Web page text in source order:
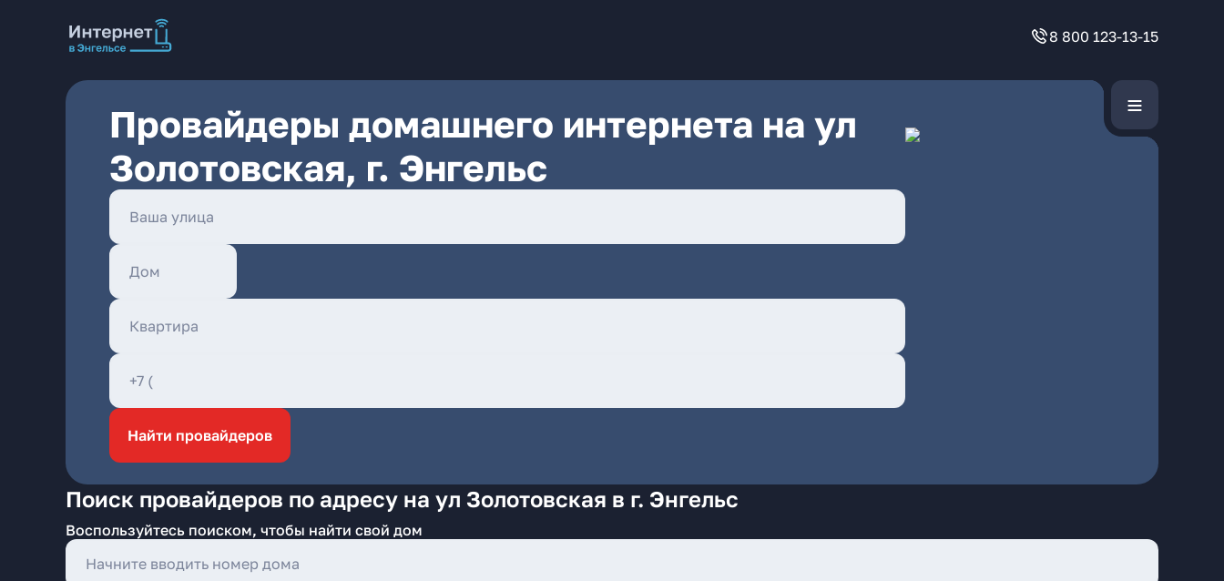
8 800 123-13-15
Провайдеры домашнего интернета на ул
Золотовская, г. Энгельс
Найти провайдеров
Поиск провайдеров по адресу на ул Золотовская в г. Энгельс
Воспользуйтесь поиском, чтобы найти свой дом